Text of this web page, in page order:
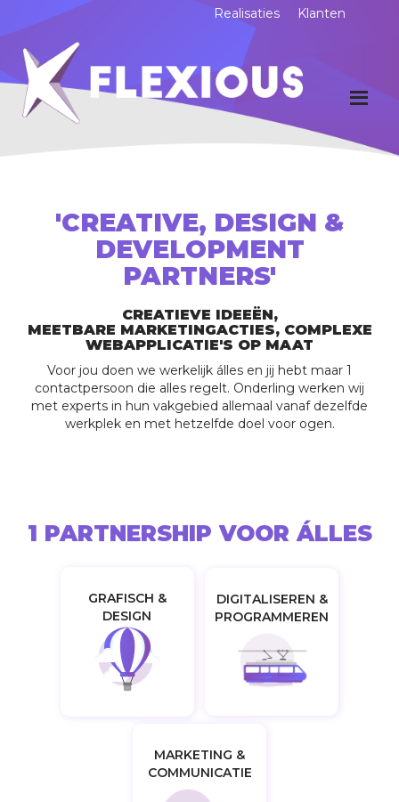
Realisaties Klanten
'CREATIVE, DESIGN &
DEVELOPMENT
PARTNERS'
CREATIEVE IDEEËN,
MEETBARE MARKETINGACTIES, COMPLEXE
WEBAPPLICATIE'S OP MAAT
Voor jou doen we werkelijk álles en jij hebt maar 1
contactpersoon die alles regelt. Onderling werken wij
met experts in hun vakgebied allemaal vanaf dezelfde
werkplek en met hetzelfde doel voor ogen.
1 PARTNERSHIP VOOR ÁLLES
GRAFISCH &
DESIGN
DIGITALISEREN &
PROGRAMMEREN
MARKETING &
COMMUNICATIE